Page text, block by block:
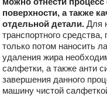
поверхности, а также
отдельной детали. Для
транспортного
только потом наносить
удаления жира
салфетки, а также анти
завершения данного
машину чистой